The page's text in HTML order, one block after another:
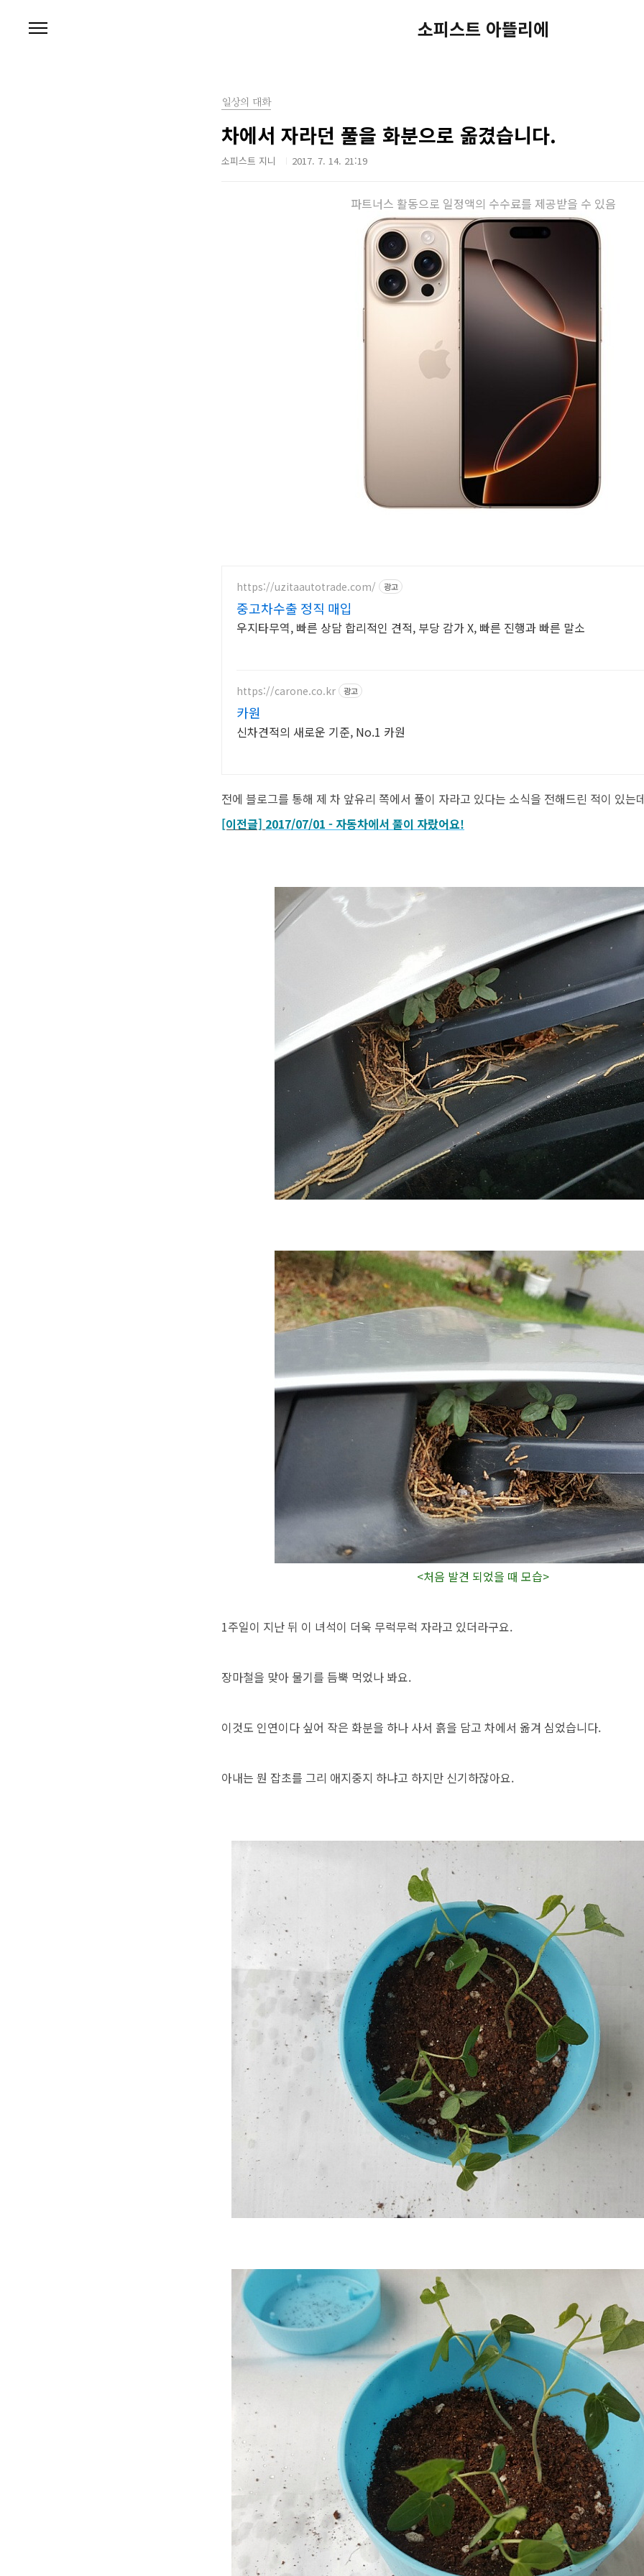
소피스트 아뜰리에
일상의 대화
차에서 자라던 풀을 화분으로 옮겼습니다.
소피스트 지니 2017. 7. 14. 21:19
https://uzitaautotrade.com/ 광고
중고차수출 정직 매입
우지타무역, 빠른 상담 합리적인 견적, 부당 감가 X, 빠른 진행과 빠른 말소
https://carone.co.kr 광고
카원
신차견적의 새로운 기준, No.1 카원
전에 블로그를 통해 제 차 앞유리 쪽에서 풀이 자라고 있다는 소식을 전해드린 적이 있는
[이전글] 2017/07/01 - 자동차에서 풀이 자랐어요!
<처음 발견 되었을 때 모습>
1주일이 지난 뒤 이 녀석이 더욱 무럭무럭 자라고 있더라구요.
장마철을 맞아 물기를 듬뿍 먹었나 봐요.
이것도 인연이다 싶어 작은 화분을 하나 사서 흙을 담고 차에서 옮겨 심었습니다.
아내는 뭔 잡초를 그리 애지중지 하냐고 하지만 신기하잖아요.